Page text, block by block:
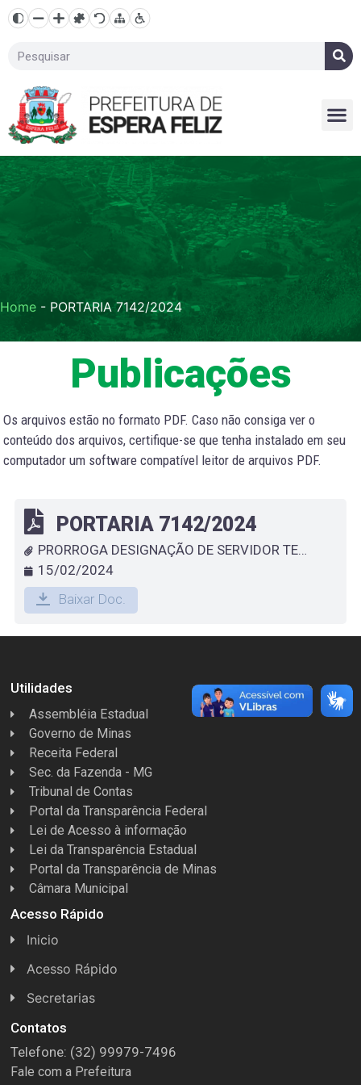
Home - PORTARIA 7142/2024
Publicações
Os arquivos estão no formato PDF. Caso não consiga ver o
conteúdo dos arquivos, certifique-se que tenha instalado em seu
computador um software compatível leitor de arquivos PDF.
PORTARIA 7142/2024
PRORROGA DESIGNAÇÃO DE SERVIDOR TEMOPRÁRIO QUE ESPECIFICA - MARIA REUZA SERRA CABRAL
15/02/2024
Baixar Doc.
Utilidades
Assembléia Estadual
Governo de Minas
Receita Federal
Sec. da Fazenda - MG
Tribunal de Contas
Portal da Transparência Federal
Lei de Acesso à informação
Lei da Transparência Estadual
Portal da Transparência de Minas
Câmara Municipal
Acesso Rápido
Inicio
Acesso Rápido
Concursos
Conselhos
Espera Feliz Antigamente
Secretarias
Licitações
Secretaria de Esportes
Contatos
Telefone: (32) 99979-7496
Fale com a Prefeitura